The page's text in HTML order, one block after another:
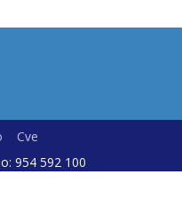
Cve
954 592 100